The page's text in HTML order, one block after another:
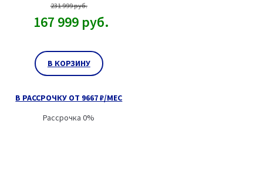
231 999руб.
167 999 руб.
В КОРЗИНУ
В РАССРОЧКУ ОТ 9667 ₽/МЕС
Рассрочка 0%